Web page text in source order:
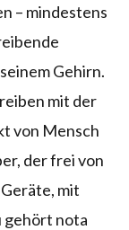
– mindestens
Gehirn.
mit der
von Mensch
der frei von
mit
gehört nota